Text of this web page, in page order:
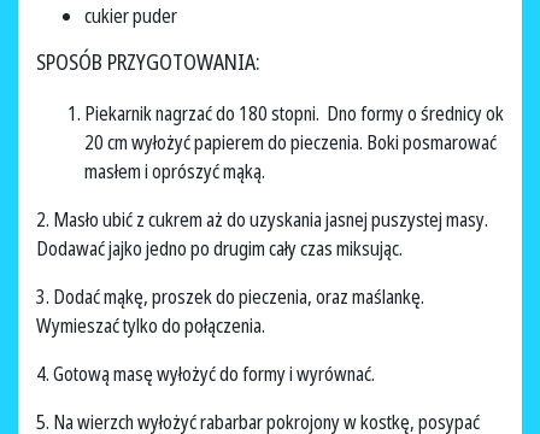
cukier puder
SPOSÓB PRZYGOTOWANIA:
Piekarnik nagrzać do 180 stopni. Dno formy o średnicy ok
20 cm wyłożyć papierem do pieczenia. Boki posmarować
masłem i oprószyć mąką.
2. Masło ubić z cukrem aż do uzyskania jasnej puszystej masy.
Dodawać jajko jedno po drugim cały czas miksując.
3. Dodać mąkę, proszek do pieczenia, oraz maślankę.
Wymieszać tylko do połączenia.
4. Gotową masę wyłożyć do formy i wyrównać.
5. Na wierzch wyłożyć rabarbar pokrojony w kostkę, posypać